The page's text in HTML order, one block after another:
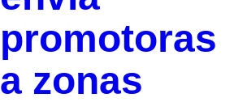
promotoras
a zonas